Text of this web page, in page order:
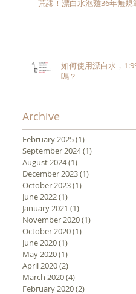
荒謬！漂白水泡雞36年無規
如何使用漂白水，
嗎？
Archive
February 2025(1)
September 2024(1)
August 2024(1)
December 2023(1)
October 2023(1)
June 2022(1)
January 2021 (1)
November 2020(1)
October 2020(1)
June 2020(1)
May 2020(1)
April 2020(2)
March 2020(4)
February 2020(2)